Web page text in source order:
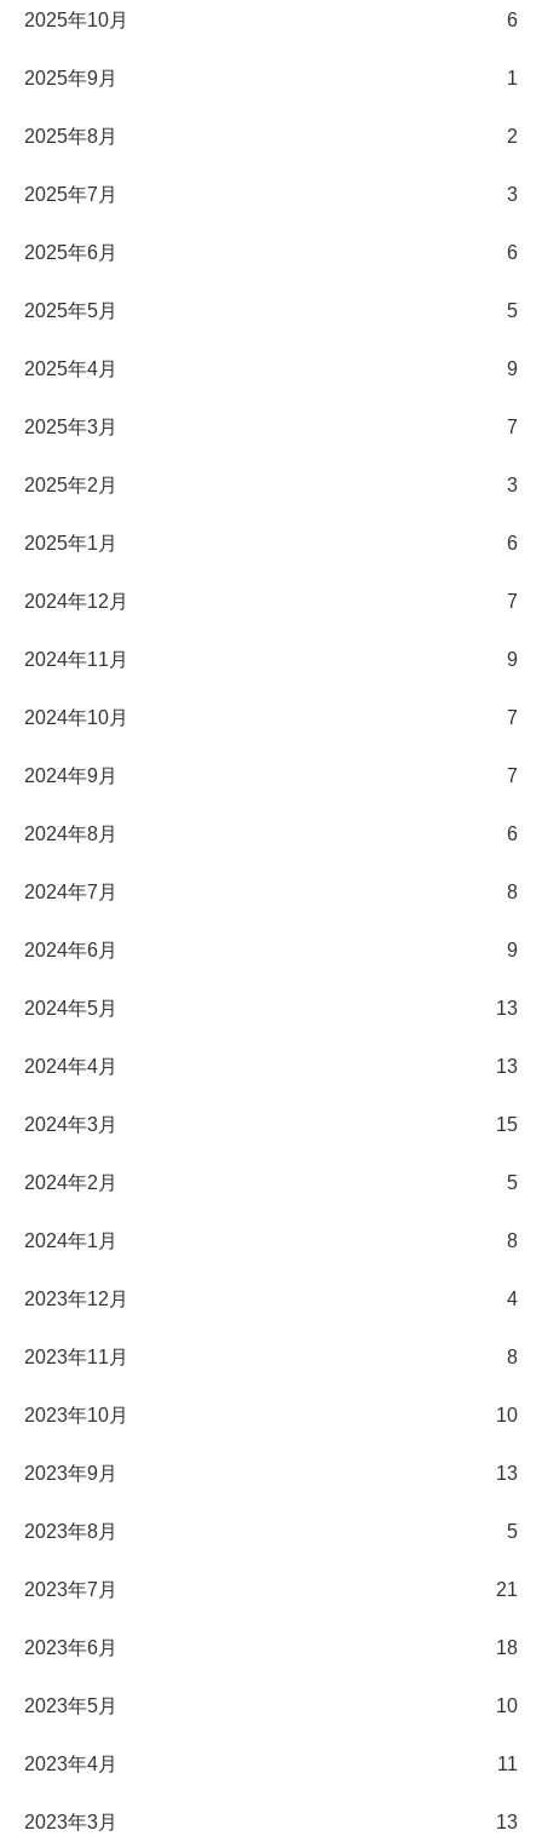
2025年10月 6
2025年9月 1
2025年8月 2
2025年7月 3
2025年6月 6
2025年5月 5
2025年4月 9
2025年3月 7
2025年2月 3
2025年1月 6
2024年12月 7
2024年11月 9
2024年10月 7
2024年9月 7
2024年8月 6
2024年7月 8
2024年6月 9
2024年5月 13
2024年4月 13
2024年3月 15
2024年2月 5
2024年1月 8
2023年12月 4
2023年11月 8
2023年10月 10
2023年9月 13
2023年8月 5
2023年7月 21
2023年6月 18
2023年5月 10
2023年4月 11
2023年3月 13